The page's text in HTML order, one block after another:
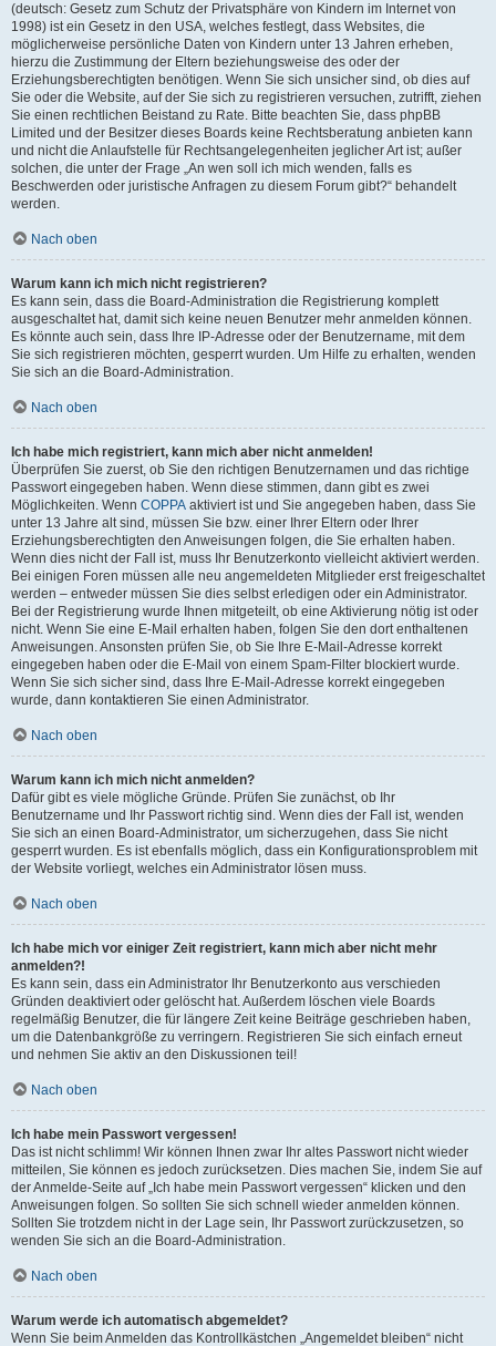
(deutsch: Gesetz zum Schutz der Privatsphäre von Kindern im Internet von
1998) ist ein Gesetz in den USA, welches festlegt, dass Websites, die
möglicherweise persönliche Daten von Kindern unter 13 Jahren erheben,
hierzu die Zustimmung der Eltern beziehungsweise des oder der
Erziehungsberechtigten benötigen. Wenn Sie sich unsicher sind, ob dies auf
Sie oder die Website, auf der Sie sich zu registrieren versuchen, zutrifft, ziehen
Sie einen rechtlichen Beistand zu Rate. Bitte beachten Sie, dass phpBB
Limited und der Besitzer dieses Boards keine Rechtsberatung anbieten kann
und nicht die Anlaufstelle für Rechtsangelegenheiten jeglicher Art ist; außer
solchen, die unter der Frage „An wen soll ich mich wenden, falls es
Beschwerden oder juristische Anfragen zu diesem Forum gibt?“ behandelt
werden.
Nach oben
Warum kann ich mich nicht registrieren?
Es kann sein, dass die Board-Administration die Registrierung komplett
ausgeschaltet hat, damit sich keine neuen Benutzer mehr anmelden können.
Es könnte auch sein, dass Ihre IP-Adresse oder der Benutzername, mit dem
Sie sich registrieren möchten, gesperrt wurden. Um Hilfe zu erhalten, wenden
Sie sich an die Board-Administration.
Nach oben
Ich habe mich registriert, kann mich aber nicht anmelden!
Überprüfen Sie zuerst, ob Sie den richtigen Benutzernamen und das richtige
Passwort eingegeben haben. Wenn diese stimmen, dann gibt es zwei
Möglichkeiten. Wenn COPPA aktiviert ist und Sie angegeben haben, dass Sie
unter 13 Jahre alt sind, müssen Sie bzw. einer Ihrer Eltern oder Ihrer
Erziehungsberechtigten den Anweisungen folgen, die Sie erhalten haben.
Wenn dies nicht der Fall ist, muss Ihr Benutzerkonto vielleicht aktiviert werden.
Bei einigen Foren müssen alle neu angemeldeten Mitglieder erst freigeschaltet
werden – entweder müssen Sie dies selbst erledigen oder ein Administrator.
Bei der Registrierung wurde Ihnen mitgeteilt, ob eine Aktivierung nötig ist oder
nicht. Wenn Sie eine E-Mail erhalten haben, folgen Sie den dort enthaltenen
Anweisungen. Ansonsten prüfen Sie, ob Sie Ihre E-Mail-Adresse korrekt
eingegeben haben oder die E-Mail von einem Spam-Filter blockiert wurde.
Wenn Sie sich sicher sind, dass Ihre E-Mail-Adresse korrekt eingegeben
wurde, dann kontaktieren Sie einen Administrator.
Nach oben
Warum kann ich mich nicht anmelden?
Dafür gibt es viele mögliche Gründe. Prüfen Sie zunächst, ob Ihr
Benutzername und Ihr Passwort richtig sind. Wenn dies der Fall ist, wenden
Sie sich an einen Board-Administrator, um sicherzugehen, dass Sie nicht
gesperrt wurden. Es ist ebenfalls möglich, dass ein Konfigurationsproblem mit
der Website vorliegt, welches ein Administrator lösen muss.
Nach oben
Ich habe mich vor einiger Zeit registriert, kann mich aber nicht mehr
anmelden?!
Es kann sein, dass ein Administrator Ihr Benutzerkonto aus verschieden
Gründen deaktiviert oder gelöscht hat. Außerdem löschen viele Boards
regelmäßig Benutzer, die für längere Zeit keine Beiträge geschrieben haben,
um die Datenbankgröße zu verringern. Registrieren Sie sich einfach erneut
und nehmen Sie aktiv an den Diskussionen teil!
Nach oben
Ich habe mein Passwort vergessen!
Das ist nicht schlimm! Wir können Ihnen zwar Ihr altes Passwort nicht wieder
mitteilen, Sie können es jedoch zurücksetzen. Dies machen Sie, indem Sie auf
der Anmelde-Seite auf „Ich habe mein Passwort vergessen“ klicken und den
Anweisungen folgen. So sollten Sie sich schnell wieder anmelden können.
Sollten Sie trotzdem nicht in der Lage sein, Ihr Passwort zurückzusetzen, so
wenden Sie sich an die Board-Administration.
Nach oben
Warum werde ich automatisch abgemeldet?
Wenn Sie beim Anmelden das Kontrollkästchen „Angemeldet bleiben“ nicht